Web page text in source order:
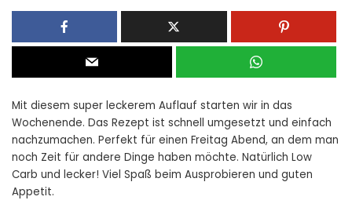
Mit diesem super leckerem Auflauf starten wir in das
Wochenende. Das Rezept ist schnell umgesetzt und einfach
nachzumachen. Perfekt für einen Freitag Abend, an dem man
noch Zeit für andere Dinge haben möchte. Natürlich Low
Carb und lecker! Viel Spaß beim Ausprobieren und guten
Appetit.